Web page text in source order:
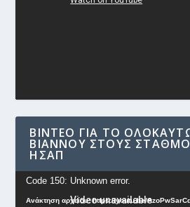
ΒΊΝΤΕΟ ΓΙΑ ΤΟ
ΒΙΆΝΝΟΥ ΣΤΟΥΣ
ΗΣΑΠ
Πρόγραμμα
Αναπαραγωγής
Code 150: Unknown error.
Ανάκτηση αρχείου: https://youtu.be/